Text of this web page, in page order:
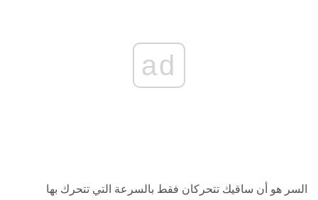
ad
السر هو أن ساقيك تتحركان فقط بالسرعة التي تتحرك بها